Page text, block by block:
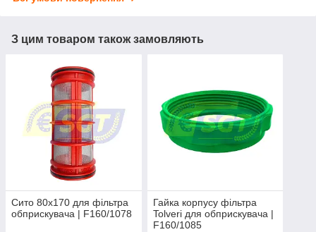
З цим товаром також замовляють
Сито 80х170 для фільтра
обприскувача | F160/1078
Гайка корпусу фільтра
Tolveri для обприскувача |
F160/1085